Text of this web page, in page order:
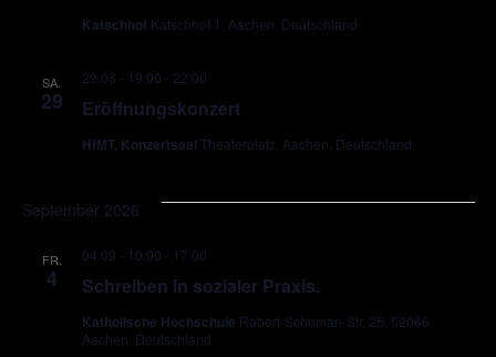
Katschhof Katschhof 1, Aachen, Deutschland
SA.
29 Eröffnungskonzert
29.08 - 19:00 - 22:00
HfMT, Konzertsaal Theaterplatz, Aachen, Deutschland
September 2026
FR.
4 Schreiben in sozialer Praxis.
04.09 - 10:00 - 17:00
Katholische Hochschule Robert-Schuman-Str. 25, 52066
Aachen, Deutschland